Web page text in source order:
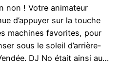
non ! Votre animateur
d’appuyer sur la touche
machines favorites, pour
sous le soleil d’arrière-
DJ No était ainsi au…